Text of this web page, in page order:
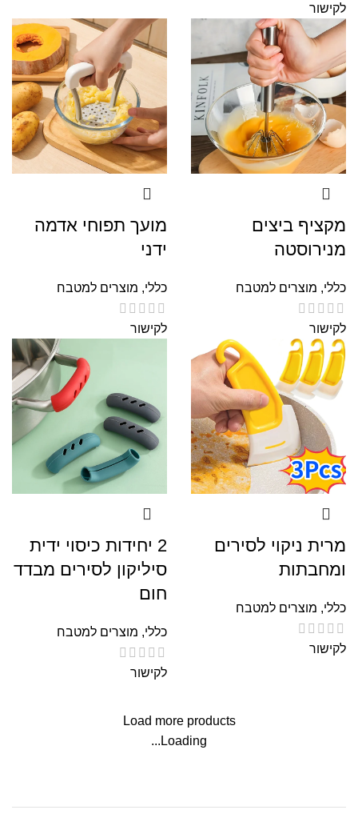
לקישור
מקציף ביצים
מנירוסטה
כללי, מוצרים למטבח
לקישור
מועך תפוחי אדמה
ידני
כללי, מוצרים למטבח
לקישור
מרית ניקוי לסירים
ומחבתות
כללי, מוצרים למטבח
לקישור
2 יחידות כיסוי ידית
סיליקון לסירים מבדד
חום
כללי, מוצרים למטבח
לקישור
Load more products
Loading...